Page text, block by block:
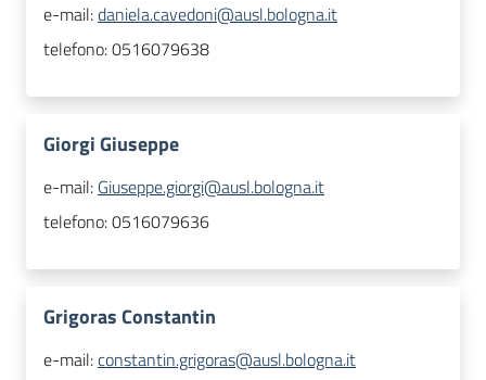
e-mail:daniela.cavedoni@ausl.bologna.it
telefono:0516079638
Giorgi Giuseppe
e-mail: Giuseppe.giorgi@ausl.bologna.it
telefono:0516079636
Grigoras Constantin
e-mail:constantin.grigoras@ausl.bologna.it